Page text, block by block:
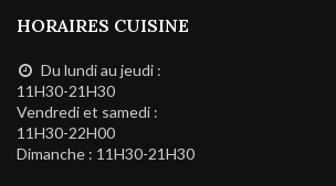
HORAIRES CUISINE
Du lundi au jeudi :
11H30-21H30
Vendredi et samedi :
11H30-22H00
Dimanche : 11H30-21H30